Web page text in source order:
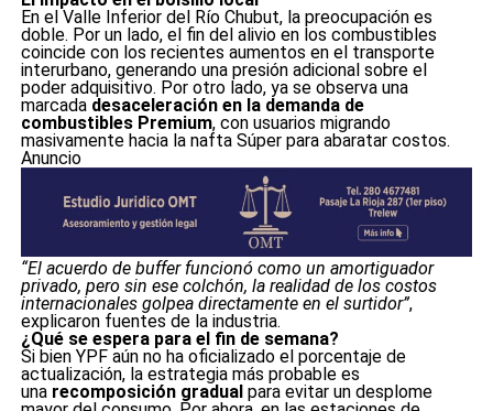
En el Valle Inferior del Río Chubut, la preocupación es
doble. Por un lado, el fin del alivio en los combustibles
coincide con los recientes aumentos en el transporte
interurbano, generando una presión adicional sobre el
poder adquisitivo. Por otro lado, ya se observa una
marcada desaceleración en la demanda de
combustibles Premium, con usuarios migrando
masivamente hacia la nafta Súper para abaratar costos.
Anuncio
“El acuerdo de buffer funcionó como un amortiguador
privado, pero sin ese colchón, la realidad de los costos
internacionales golpea directamente en el surtidor”,
explicaron fuentes de la industria.
¿Qué se espera para el fin de semana?
Si bien YPF aún no ha oficializado el porcentaje de
actualización, la estrategia más probable es
una recomposición gradualpara evitar un desplome